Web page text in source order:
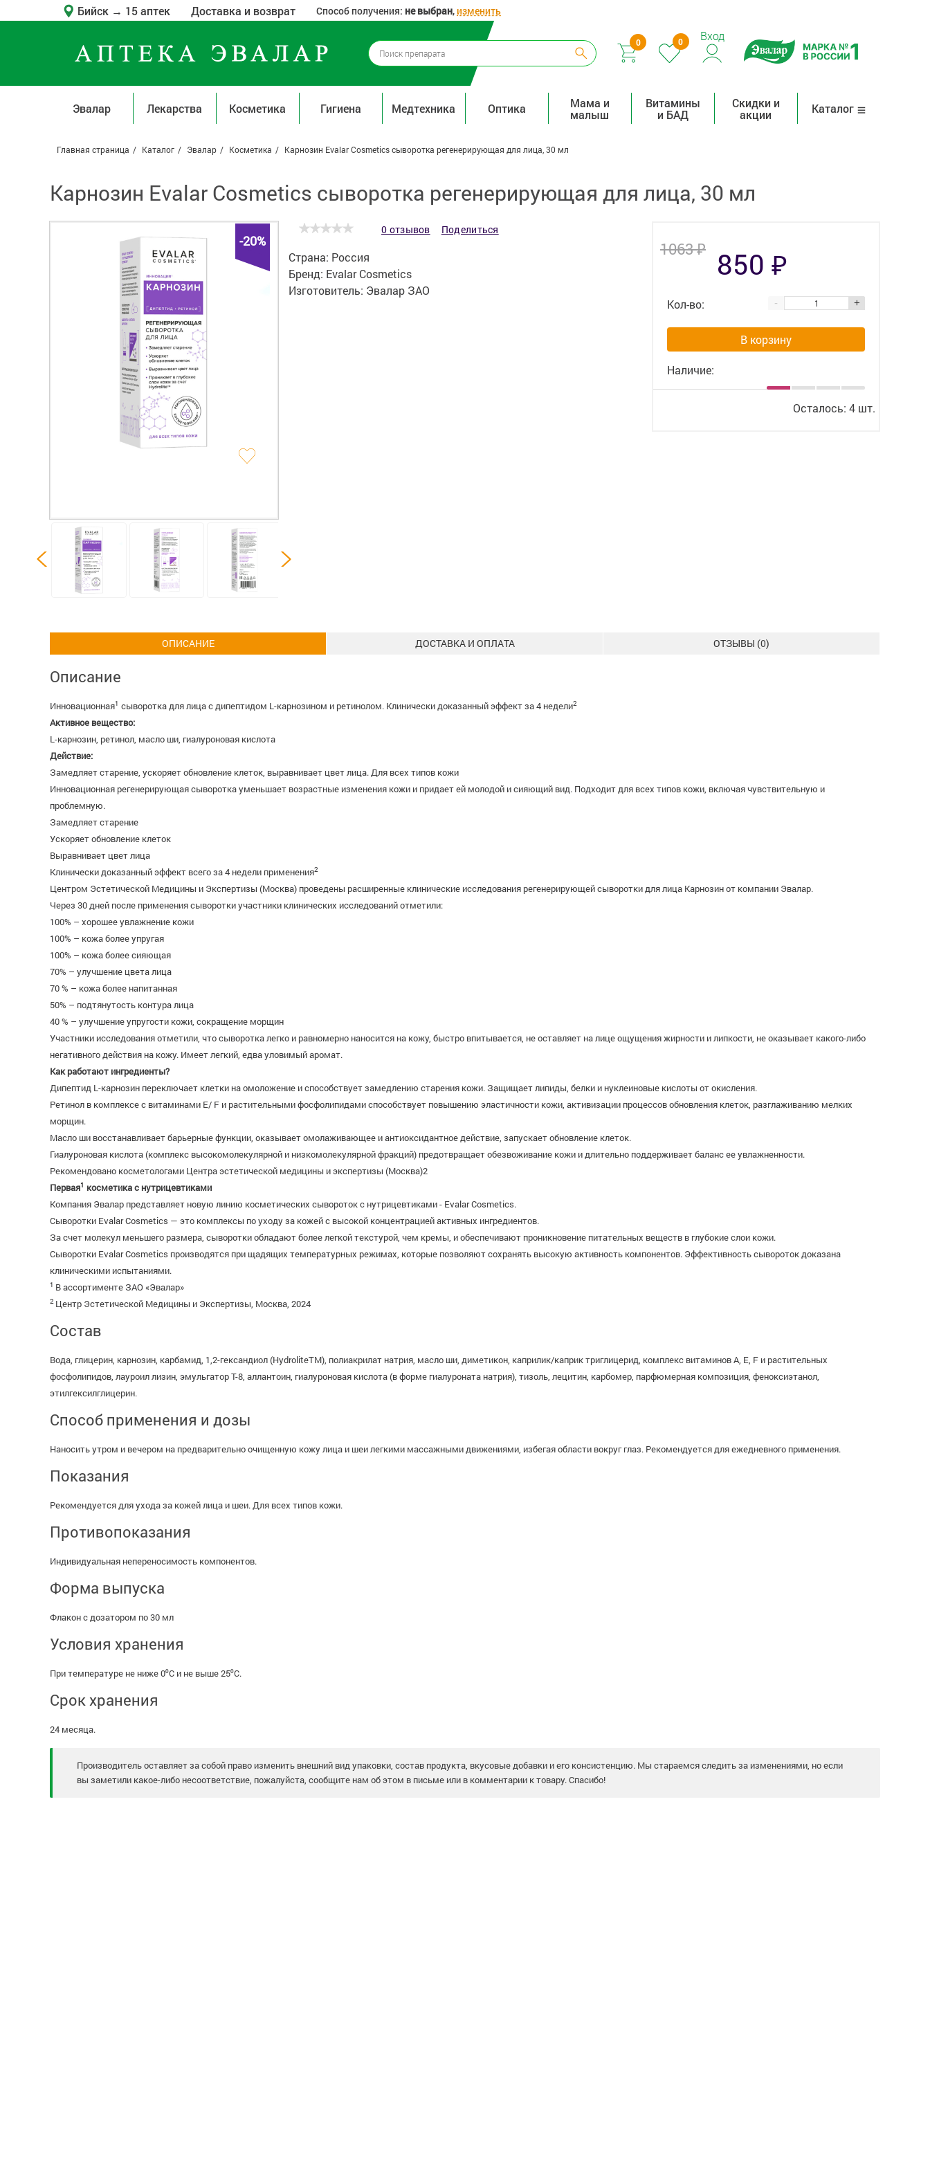
Бийск → 15 аптек Доставка и возврат Способ получения: не выбран,изменить
0 0 Вход
Эвалар Лекарства Косметика Гигиена Медтехника Оптика
Мама и
малыш
Витамины
и БАД
Скидки и
акции
Каталог
Главная страница Каталог Эвалар Косметика Карнозин Evalar Cosmetics сыворотка регенерирующая для лица, 30 мл
Карнозин Evalar Cosmetics сыворотка регенерирующая для лица, 30 мл
-20%
0 отзывов Поделиться
Страна: Россия
Бренд: Evalar Cosmetics
Изготовитель: Эвалар ЗАО
1063₽ 850 ₽
Кол-во: - +
В корзину
Наличие:
Осталось: 4 шт.
ОПИСАНИЕ ДОСТАВКА И ОПЛАТА ОТЗЫВЫ (0)
Описание
Инновационная1 сыворотка для лица с дипептидом L-карнозином и ретинолом. Клинически доказанный эффект за 4 недели2
Активное вещество:
L-карнозин, ретинол, масло ши, гиалуроновая кислота
Действие:
Замедляет старение, ускоряет обновление клеток, выравнивает цвет лица. Для всех типов кожи
Инновационная регенерирующая сыворотка уменьшает возрастные изменения кожи и придает ей молодой и сияющий вид. Подходит для всех типов кожи, включая чувствительную и
проблемную.
Замедляет старение
Ускоряет обновление клеток
Выравнивает цвет лица
Клинически доказанный эффект всего за 4 недели применения2
Центром Эстетической Медицины и Экспертизы (Москва) проведены расширенные клинические исследования регенерирующей сыворотки для лица Карнозин от компании Эвалар.
Через 30 дней после применения сыворотки участники клинических исследований отметили:
100% – хорошее увлажнение кожи
100% – кожа более упругая
100% – кожа более сияющая
70% – улучшение цвета лица
70 % – кожа более напитанная
50% – подтянутость контура лица
40 % – улучшение упругости кожи, сокращение морщин
Участники исследования отметили, что сыворотка легко и равномерно наносится на кожу, быстро впитывается, не оставляет на лице ощущения жирности и липкости, не оказывает какого-либо
негативного действия на кожу. Имеет легкий, едва уловимый аромат.
Как работают ингредиенты?
Дипептид L-карнозин переключает клетки на омоложение и способствует замедлению старения кожи. Защищает липиды, белки и нуклеиновые кислоты от окисления.
Ретинол в комплексе с витаминами E/ F и растительными фосфолипидами способствует повышению эластичности кожи, активизации процессов обновления клеток, разглаживанию мелких
морщин.
Масло ши восстанавливает барьерные функции, оказывает омолаживающее и антиоксидантное действие, запускает обновление клеток.
Гиалуроновая кислота (комплекс высокомолекулярной и низкомолекулярной фракций) предотвращает обезвоживание кожи и длительно поддерживает баланс ее увлажненности.
Рекомендовано косметологами Центра эстетической медицины и экспертизы (Москва)2
Первая1 косметика с нутрицевтиками
Компания Эвалар представляет новую линию косметических сывороток с нутрицевтиками - Evalar Cosmetics.
Сыворотки Evalar Cosmetics — это комплексы по уходу за кожей с высокой концентрацией активных ингредиентов.
За счет молекул меньшего размера, сыворотки обладают более легкой текстурой, чем кремы, и обеспечивают проникновение питательных веществ в глубокие слои кожи.
Сыворотки Evalar Cosmetics производятся при щадящих температурных режимах, которые позволяют сохранять высокую активность компонентов. Эффективность сывороток доказана
клиническими испытаниями.
1 В ассортименте ЗАО «Эвалар»
2 Центр Эстетической Медицины и Экспертизы, Москва, 2024
Состав
Вода, глицерин, карнозин, карбамид, 1,2-гександиол (HydroliteTM), полиакрилат натрия, масло ши, диметикон, каприлик/каприк триглицерид, комплекс витаминов A, E, F и растительных
фосфолипидов, лауроил лизин, эмульгатор Т-8, аллантоин, гиалуроновая кислота (в форме гиалуроната натрия), тизоль, лецитин, карбомер, парфюмерная композиция, феноксиэтанол,
этилгексилглицерин.
Способ применения и дозы
Наносить утром и вечером на предварительно очищенную кожу лица и шеи легкими массажными движениями, избегая области вокруг глаз. Рекомендуется для ежедневного применения.
Показания
Рекомендуется для ухода за кожей лица и шеи. Для всех типов кожи.
Противопоказания
Индивидуальная непереносимость компонентов.
Форма выпуска
Флакон с дозатором по 30 мл
Условия хранения
При температуре не ниже 0⁰С и не выше 25⁰С.
Срок хранения
24 месяца.
Производитель оставляет за собой право изменить внешний вид упаковки, состав продукта, вкусовые добавки и его консистенцию. Мы стараемся следить за изменениями, но если
вы заметили какое-либо несоответствие, пожалуйста, сообщите нам об этом в письме или в комментарии к товару. Спасибо!